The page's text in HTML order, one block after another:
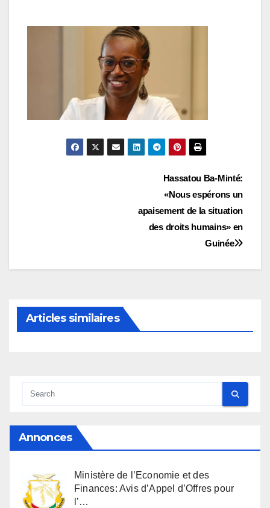
Hassatou Ba-Minté:
«Nous espérons un
apaisement de la situation
des droits humains» en
Guinée
Articles similaires
Annonces
Ministère de l’Economie et des
Finances: Avis d’Appel d’Offres pour
l’…